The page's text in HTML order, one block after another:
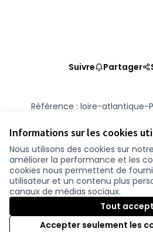
Informations sur les cookies
Nous utilisons des cookies sur
améliorer la performance et les
cookies nous permettent de
utilisateur et un contenu plus
canaux de médias sociaux.
Tout
Accepter seulement les
Suivre Partager
Référence : loire-atlantique-
Vérifiez
Conditions d'utilisation
Paramètres des cookies
participer.loire-atlantique.fr sur
(Nouvelle fenêtre)
participer.loire-atlantique.fr
(Nouvelle fenêtre)
participer.loire-
(Nouvelle fenêtre)